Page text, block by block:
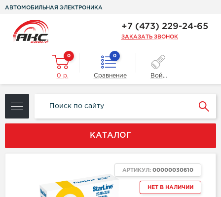
АВТОМОБИЛЬНАЯ ЭЛЕКТРОНИКА
+7 (473) 229-24-65
ЗАКАЗАТЬ ЗВОНОК
0
0 р.
0
Сравнение Войти
КАТАЛОГ
НЕТ В НАЛИЧИИ
АРТИКУЛ: 00000030610